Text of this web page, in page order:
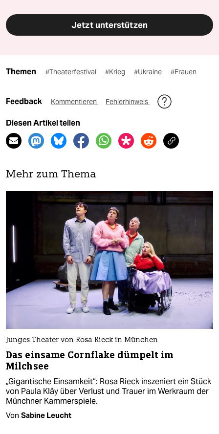
Jetzt unterstützen
Themen #Theaterfestival #Krieg #Ukraine #Frauen
Feedback Kommentieren Fehlerhinweis
Diesen Artikel teilen
Mehr zum Thema
Junges Theater von Rosa Rieck in München
Das einsame Cornflake dümpelt im
Milchsee
„Gigantische Einsamkeit“: Rosa Rieck inszeniert ein Stück
von Paula Kläy über Verlust und Trauer im Werkraum der
Münchner Kammerspiele.
Von Sabine Leucht